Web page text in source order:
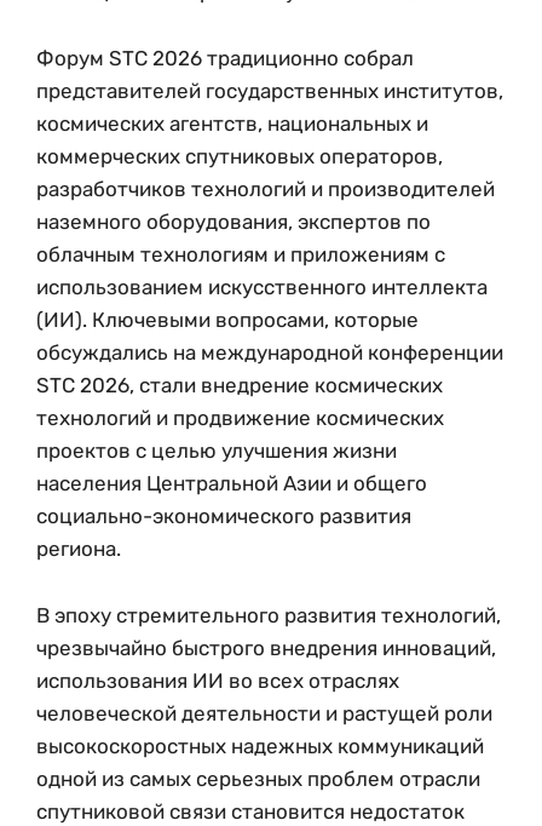
Форум STC 2026 традиционно собрал
представителей государственных институтов,
космических агентств, национальных и
коммерческих спутниковых операторов,
разработчиков технологий и производителей
наземного оборудования, экспертов по
облачным технологиям и приложениям с
использованием искусственного интеллекта
(ИИ). Ключевыми вопросами, которые
обсуждались на международной конференции
STC 2026, стали внедрение космических
технологий и продвижение космических
проектов с целью улучшения жизни
населения Центральной Азии и общего
социально-экономического развития
региона.
В эпоху стремительного развития технологий,
чрезвычайно быстрого внедрения инноваций,
использования ИИ во всех отраслях
человеческой деятельности и растущей роли
высокоскоростных надежных коммуникаций
одной из самых серьезных проблем отрасли
спутниковой связи становится недостаток